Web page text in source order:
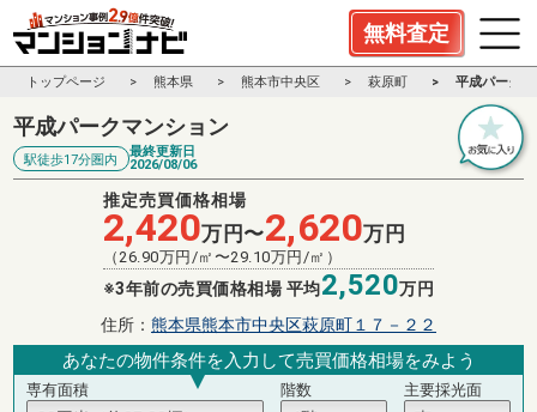
無料査定
トップページ 熊本県 熊本市中央区 萩原町 平成パーク
平成パークマンション
駅徒歩17分圏内
最終更新日
2026/08/06
推定売買価格相場
2,420万円〜2,620万円
（26.90万円/㎡〜29.10万円/㎡）
※3年前の売買価格相場 平均2,520万円
住所： 熊本県熊本市中央区萩原町１７－２２
あなたの物件条件を入力して売買価格相場をみよう
専有面積 階数 主要採光面